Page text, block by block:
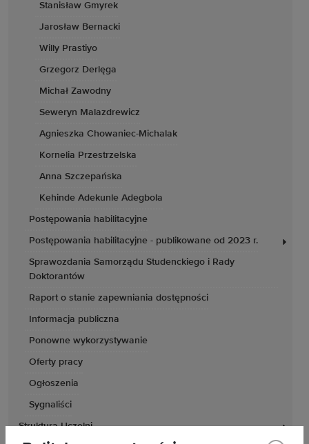
Stanisław Gmyrek
Jarosław Bernacki
Willy Prastiyo
Grzegorz Derlęga
Michał Zawodny
Seweryn Malazdrewicz
Agnieszka Chowaniec-Michalak
Kornelia Przestrzelska
Anna Szczepańska
Kehinde Adekunle Adegbola
Postępowania habilitacyjne
Postępowania habilitacyjne - publikowane od 2023 r.
Sprawozdania Samorządu Studenckiego i Rady
Doktorantów
Raport o stanie zapewniania dostępności
Informacja publiczna
Ponowne wykorzystywanie
Oferty pracy
Ogłoszenia
Sygnaliści
Struktura Uczelni